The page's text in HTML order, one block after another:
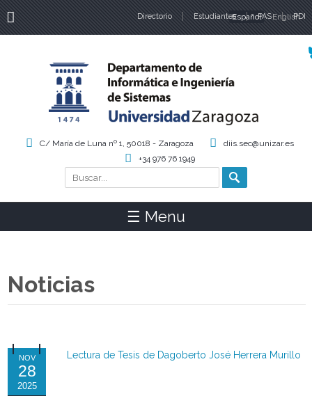
Directorio Estudiantes PAS PDI
Idiomas
Español English
Formulario de búsqueda
Buscar
C/ María de Luna nº 1, 50018 - Zaragoza
diis.sec@unizar.es
+34 976 76 1949
☰ Menu
Noticias
NOV
28
2025
Lectura de Tesis de Dagoberto José Herrera Murillo